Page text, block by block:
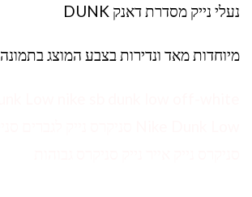
נעלי נייק מסדרת דאנק DUNK
מיוחדות מאד ונדירות בצבע המוצג בתמונה